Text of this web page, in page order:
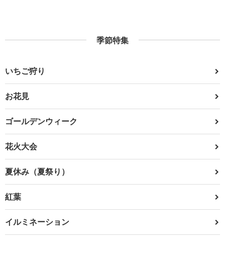
季節特集
いちご狩り
お花見
ゴールデンウィーク
花火大会
夏休み（夏祭り）
紅葉
イルミネーション